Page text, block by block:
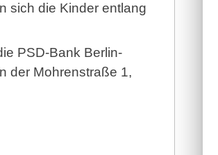
sich die Kinder entlang
PSD-Bank Berlin-
der Mohrenstraße 1,